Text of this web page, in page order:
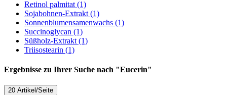
Retinol palmitat (1)
Sojabohnen-Extrakt (1)
Sonnenblumensamenwachs (1)
Succinoglycan (1)
Süßholz-Extrakt (1)
Triisostearin (1)
Ergebnisse zu Ihrer Suche nach "Eucerin"
20 Artikel/Seite